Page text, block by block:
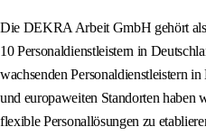
Die DEKRA Arbeit GmbH gehört
10 Personaldienstleistern in
wachsenden Personaldienstleistern
und europaweiten Standorten haben
flexible Personallösungen zu